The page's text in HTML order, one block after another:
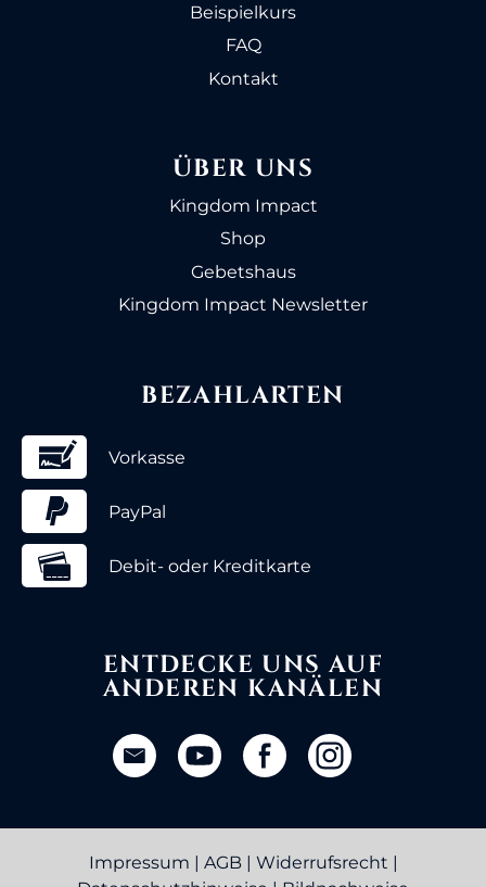
Beispielkurs
FAQ
Kontakt
ÜBER UNS
Kingdom Impact
Shop
Gebetshaus
Kingdom Impact Newsletter
BEZAHLARTEN
Vorkasse
PayPal
Debit- oder Kreditkarte
ENTDECKE UNS AUF
ANDEREN KANÄLEN
Impressum | AGB| Widerrufsrecht |